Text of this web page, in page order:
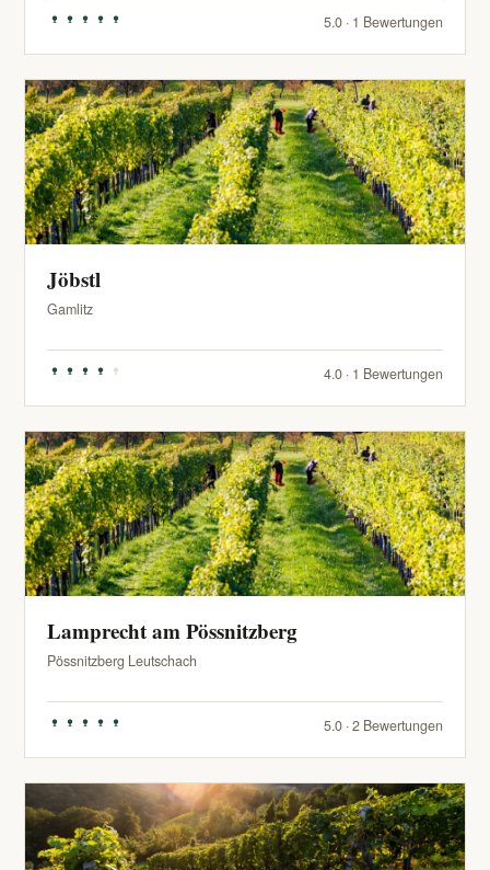
5.0 · 1 Bewertungen
Jöbstl
Gamlitz
4.0 · 1 Bewertungen
Lamprecht am Pössnitzberg
Pössnitzberg Leutschach
5.0 · 2 Bewertungen